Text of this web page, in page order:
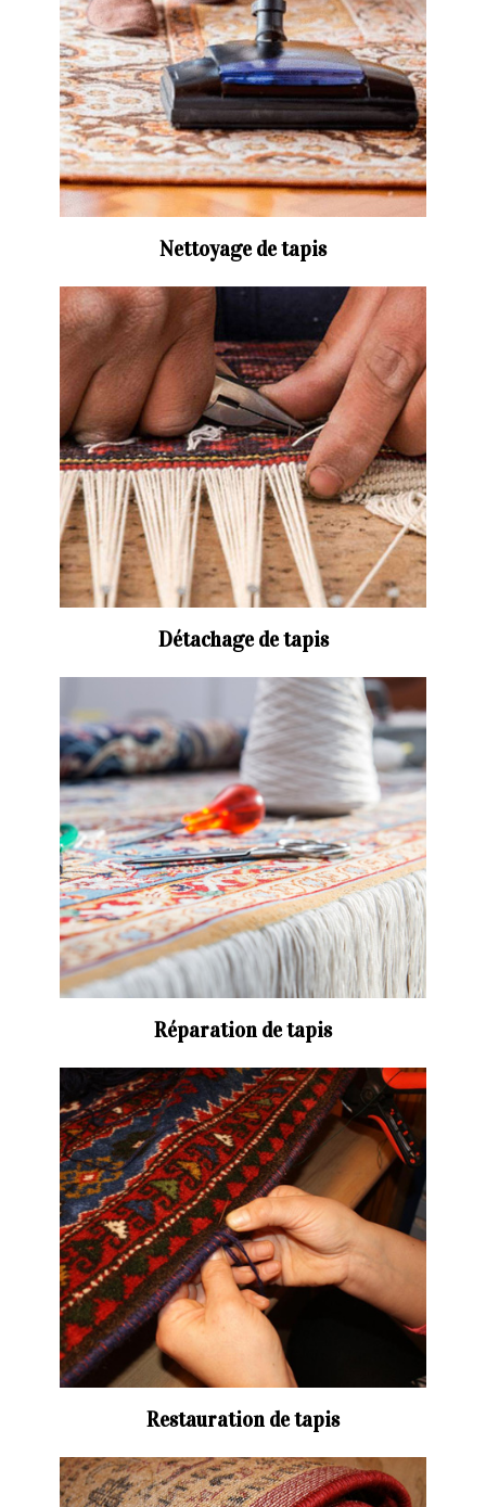
Nettoyage de tapis
Détachage de tapis
Réparation de tapis
Restauration de tapis